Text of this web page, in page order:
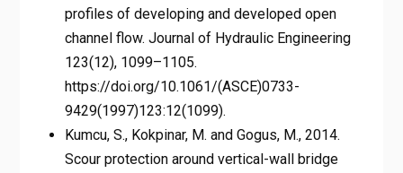
profiles of developing and developed open
channel flow. Journal of Hydraulic Engineering
123(12), 1099–1105.
https://doi.org/10.1061/(ASCE)0733-
9429(1997)123:12(1099).
Kumcu, S., Kokpinar, M. and Gogus, M., 2014.
Scour protection around vertical-wall bridge